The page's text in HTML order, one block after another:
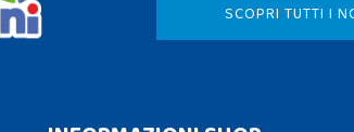
SCOPRI TUTTI I